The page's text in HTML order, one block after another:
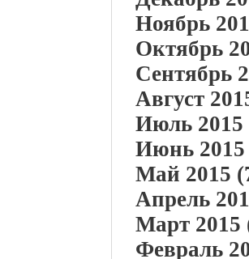
Ноябрь
Октябрь
Сентябрь
Август
Июль 2015
Июнь 2015
Май 2015
Апрель
Март 2015
Февраль